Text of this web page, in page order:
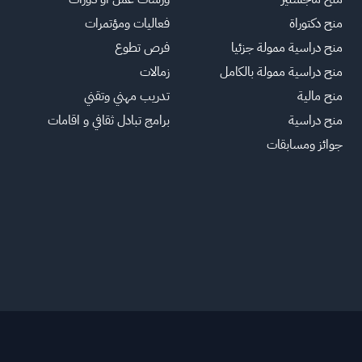
منح دكتوراة
منح دراسية ممولة جزئيا
منح دراسية ممولة بالكامل
منح مالية
منح دراسية
جوائز ومسابقات
فعاليات ومؤتمرات
فرص تطوع
زمالات
تدريب مهني وتقني
برامج تبادل ثقافي و اقامات